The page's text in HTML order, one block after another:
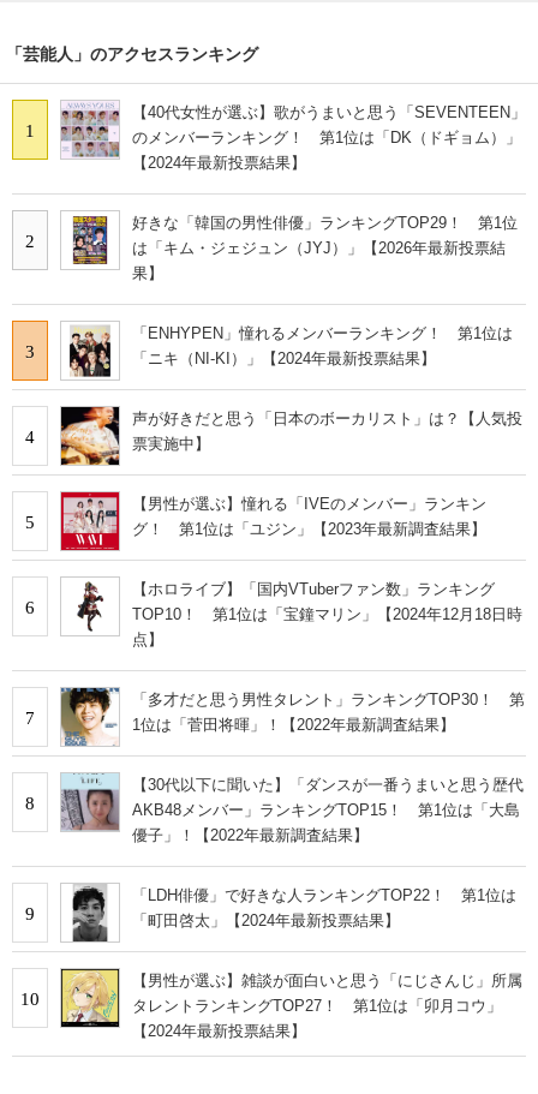
「芸能人」のアクセスランキング
1
【40代女性が選ぶ】歌がうまいと思う「SEVENTEEN」
のメンバーランキング！ 第1位は「DK（ドギョム）」
【2024年最新投票結果】
2
好きな「韓国の男性俳優」ランキングTOP29！ 第1位
は「キム・ジェジュン（JYJ）」【2026年最新投票結
果】
3
「ENHYPEN」憧れるメンバーランキング！ 第1位は
「ニキ（NI-KI）」【2024年最新投票結果】
4
声が好きだと思う「日本のボーカリスト」は？【人気投
票実施中】
5
【男性が選ぶ】憧れる「IVEのメンバー」ランキン
グ！ 第1位は「ユジン」【2023年最新調査結果】
6
【ホロライブ】「国内VTuberファン数」ランキング
TOP10！ 第1位は「宝鐘マリン」【2024年12月18日時
点】
7
「多才だと思う男性タレント」ランキングTOP30！ 第
1位は「菅田将暉」！【2022年最新調査結果】
8
【30代以下に聞いた】「ダンスが一番うまいと思う歴代
AKB48メンバー」ランキングTOP15！ 第1位は「大島
優子」！【2022年最新調査結果】
9
「LDH俳優」で好きな人ランキングTOP22！ 第1位は
「町田啓太」【2024年最新投票結果】
10
【男性が選ぶ】雑談が面白いと思う「にじさんじ」所属
タレントランキングTOP27！ 第1位は「卯月コウ」
【2024年最新投票結果】